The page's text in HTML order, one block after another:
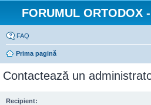
FORUMUL ORTODOX
FAQ
Prima pagină
Contactează un
Recipient: